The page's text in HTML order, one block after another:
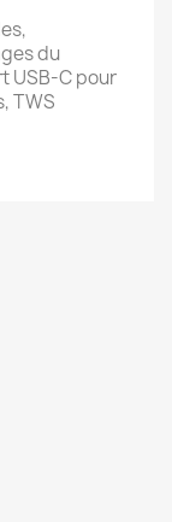
du
USB-C pour
TWS